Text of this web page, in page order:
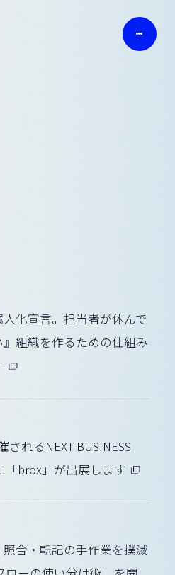
化宣言。担当者が休んで
組織を作るための仕組み
れるNEXT BUSINESS
「brox」が出展します
合・転記の手作業を撲滅